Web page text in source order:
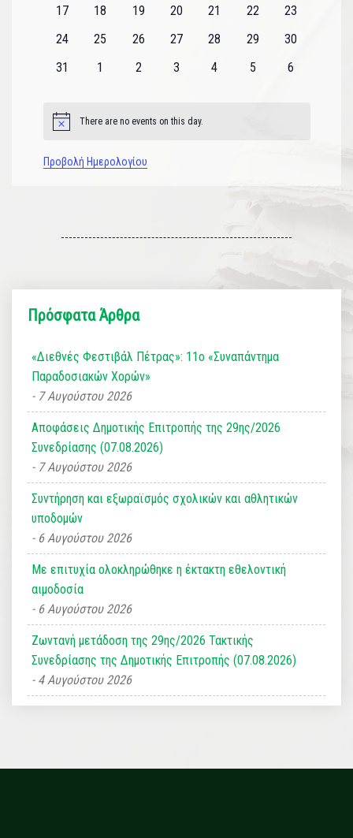
0
17
0
18
0
19
0
20
0
21
0
22
0
23
0
24
0
25
0
26
0
27
0
28
0
29
0
30
0
31
0
1
0
2
0
3
0
4
0
5
0
6
Notice There are no events on this day.
Προβολή Ημερολογίου
Πρόσφατα Άρθρα
«Διεθνές Φεστιβάλ Πέτρας»: 11ο «Συναπάντημα
Παραδοσιακών Χορών»
7 Αυγούστου 2026
Αποφάσεις Δημοτικής Επιτροπής της 29ης/2026
Συνεδρίασης (07.08.2026)
7 Αυγούστου 2026
Συντήρηση και εξωραϊσμός σχολικών και αθλητικών
υποδομών
6 Αυγούστου 2026
Με επιτυχία ολοκληρώθηκε η έκτακτη εθελοντική
αιμοδοσία
6 Αυγούστου 2026
Ζωντανή μετάδοση της 29ης/2026 Τακτικής
Συνεδρίασης της Δημοτικής Επιτροπής (07.08.2026)
4 Αυγούστου 2026